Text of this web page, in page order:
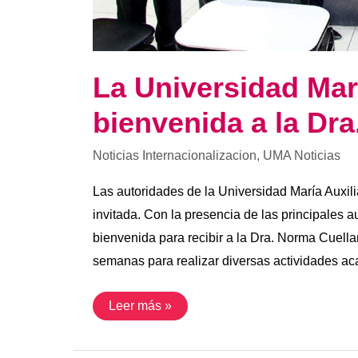
La Universidad
bienvenida a la
Noticias Internacionalizacion, UMA Noticias
Las autoridades de la Universidad María
invitada. Con la presencia de las principales
bienvenida para recibir a la Dra. Norma
semanas para realizar diversas actividades
Leer más »